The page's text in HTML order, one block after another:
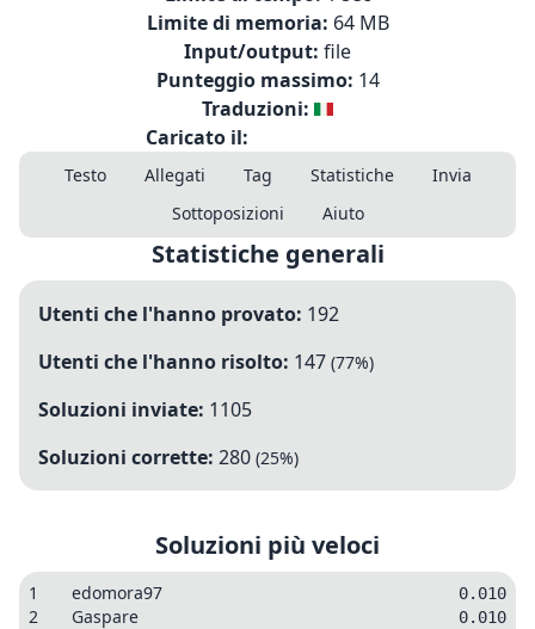
Limite di memoria: 64 MB
Input/output: file
Punteggio massimo: 14
Traduzioni:
Caricato il:
Testo Allegati Tag Statistiche
Invia
Sottoposizioni
Aiuto
Statistiche generali
Utenti che l'hanno provato: 192
Utenti che l'hanno risolto: 147 (77%)
Soluzioni inviate: 1105
Soluzioni corrette: 280 (25%)
Soluzioni più veloci
1 edomora97 0.010
2 Gaspare 0.010